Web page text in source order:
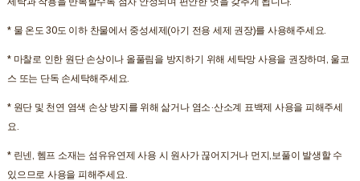
* 물 온도 30도 이하 찬물에서 중성세제(아기 전용 세제 권장)를 사용해주세요.
* 마찰로 인한 원단 손상이나 올풀림을 방지하기 위해 세탁망 사용을 권장하며, 울코
스 또는 단독 손세탁해주세요.
* 원단 및 천연 염색 손상 방지를 위해 삶거나 염소·산소계 표백제 사용을 피해주세
요.
* 린넨, 헴프 소재는 섬유유연제 사용 시 원사가 끊어지거나 먼지,보풀이 발생할 수
있으므로 사용을 피해주세요.